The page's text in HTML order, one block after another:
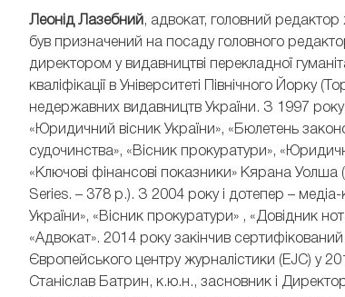
Леонід Лазебний , адвокат, головний
був призначений на посаду головного
директором у видавництві перекладної
кваліфікації в Університеті Північного
недержавних видавництв України. З 1997
«Юридичний вісник України», «Бюлетень
судочинства», «Вісник прокуратури»,
«Ключові фінансові показники» Кярана
Series. – 378 p.). З 2004 року і дотепер –
України», «Вісник прокуратури» , «Довідник
«Адвокат». 2014 року закінчив
Європейського центру журналістики (EJC) у
Станіслав Батрин, к.ю.н., засновник і